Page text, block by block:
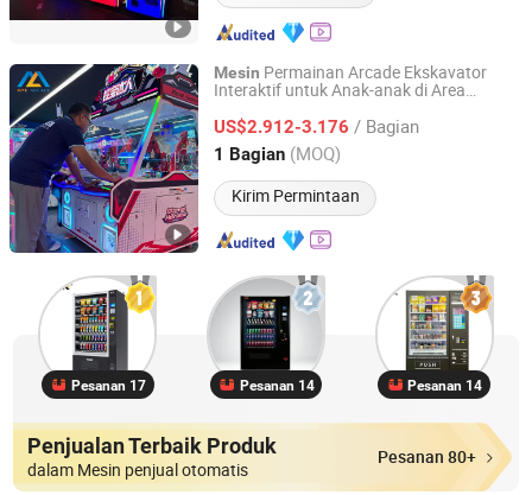
Mesin Permainan Arcade Ekskavator
Interaktif untuk Anak-anak di Area
US$2.912-3.176 / Bagian
1 Bagian (MOQ)
Kirim Permintaan
Guangzhou Mei Yi Lian Anime Technology Co., Ltd.
Guangdong, China Harga mulai 2026
Pesanan 17 Pesanan 14 Pesanan 14
Penjualan Terbaik Produk
dalam Mesin penjual otomatis
Pesanan 80+